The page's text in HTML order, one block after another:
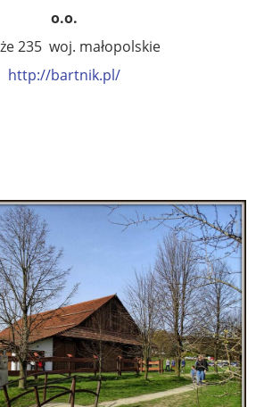
o.o.
235 woj. małopolskie
http://bartnik.pl/